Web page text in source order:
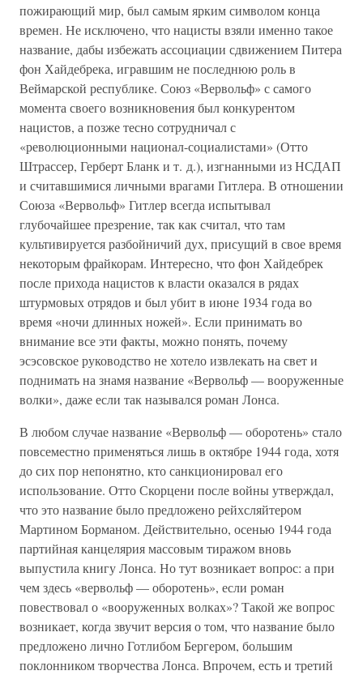
пожирающий мир, был самым ярким символом конца
времен. Не исключено, что нацисты взяли именно такое
название, дабы избежать ассоциации сдвижением Питера
фон Хайдебрека, игравшим не последнюю роль в
Веймарской республике. Союз «Вервольф» с самого
момента своего возникновения был конкурентом
нацистов, а позже тесно сотрудничал с
«революционными национал-социалистами» (Отто
Штрассер, Герберт Бланк и т. д.), изгнанными из НСДАП
и считавшимися личными врагами Гитлера. В отношении
Союза «Вервольф» Гитлер всегда испытывал
глубочайшее презрение, так как считал, что там
культивируется разбойничий дух, присущий в свое время
некоторым фрайкорам. Интересно, что фон Хайдебрек
после прихода нацистов к власти оказался в рядах
штурмовых отрядов и был убит в июне 1934 года во
время «ночи длинных ножей». Если принимать во
внимание все эти факты, можно понять, почему
эсэсовское руководство не хотело извлекать на свет и
поднимать на знамя название «Вервольф — вооруженные
волки», даже если так назывался роман Лонса.
В любом случае название «Вервольф — оборотень» стало
повсеместно применяться лишь в октябре 1944 года, хотя
до сих пор непонятно, кто санкционировал его
использование. Отто Скорцени после войны утверждал,
что это название было предложено рейхсляйтером
Мартином Борманом. Действительно, осенью 1944 года
партийная канцелярия массовым тиражом вновь
выпустила книгу Лонса. Но тут возникает вопрос: а при
чем здесь «вервольф — оборотень», если роман
повествовал о «вооруженных волках»? Такой же вопрос
возникает, когда звучит версия о том, что название было
предложено лично Готлибом Бергером, большим
поклонником творчества Лонса. Впрочем, есть и третий